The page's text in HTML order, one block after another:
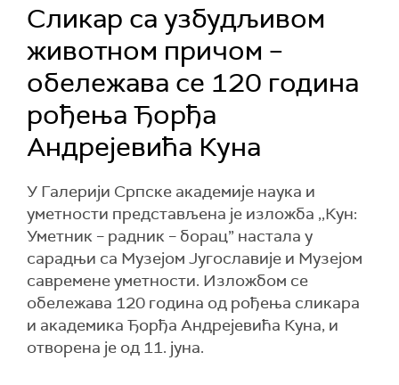
Сликар са узбудљивом
животном причом –
обележава се 120 година
рођења Ђорђа
Андрејевића Куна
У Галерији Српске академије наука и
уметности представљена је изложба ,,Кун:
Уметник – радник – борац” настала у
сарадњи са Музејом Југославије и Музејом
савремене уметности. Изложбом се
обележава 120 година од рођења сликара
и академика Ђорђа Андрејевића Куна, и
отворена је од 11. јуна.